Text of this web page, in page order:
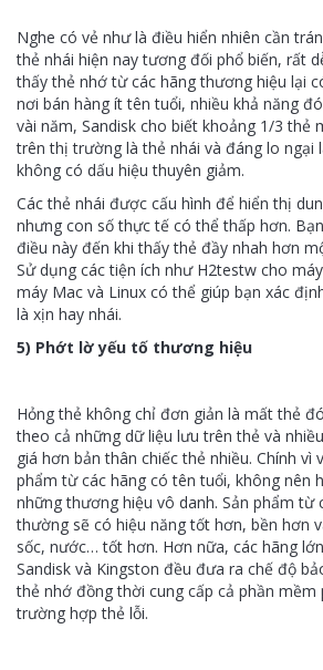
Nghe có vẻ như là điều hiển nhiên cần
thẻ nhái hiện nay tương đối phổ biến, rất
thấy thẻ nhớ từ các hãng thương hiệu lại
nơi bán hàng ít tên tuổi, nhiều khả năng
vài năm, Sandisk cho biết khoảng 1/3 thẻ
trên thị trường là thẻ nhái và đáng lo ngại
không có dấu hiệu thuyên giảm.
Các thẻ nhái được cấu hình để hiển thị
nhưng con số thực tế có thể thấp hơn.
điều này đến khi thấy thẻ đầy nhah hơn
Sử dụng các tiện ích như H2testw cho
máy Mac và Linux có thể giúp bạn xác
là xịn hay nhái.
5) Phớt lờ yếu tố thương hiệu
Hỏng thẻ không chỉ đơn giản là mất thẻ
theo cả những dữ liệu lưu trên thẻ và
giá hơn bản thân chiếc thẻ nhiều. Chính vì
phẩm từ các hãng có tên tuổi, không nên
những thương hiệu vô danh. Sản phẩm từ
thường sẽ có hiệu năng tốt hơn, bền hơn
sốc, nước… tốt hơn. Hơn nữa, các hãng
Sandisk và Kingston đều đưa ra chế độ
thẻ nhớ đồng thời cung cấp cả phần mềm
trường hợp thẻ lỗi.